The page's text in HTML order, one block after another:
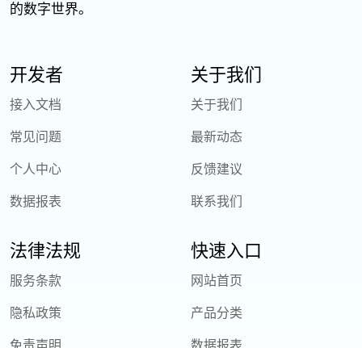
的数字世界。
开发者
接入文档
常见问题
个人中心
数据报表
关于我们
关于我们
最新动态
反馈建议
联系我们
法律法规
服务条款
隐私政策
免责声明
快速入口
网站首页
产品分类
数据报表